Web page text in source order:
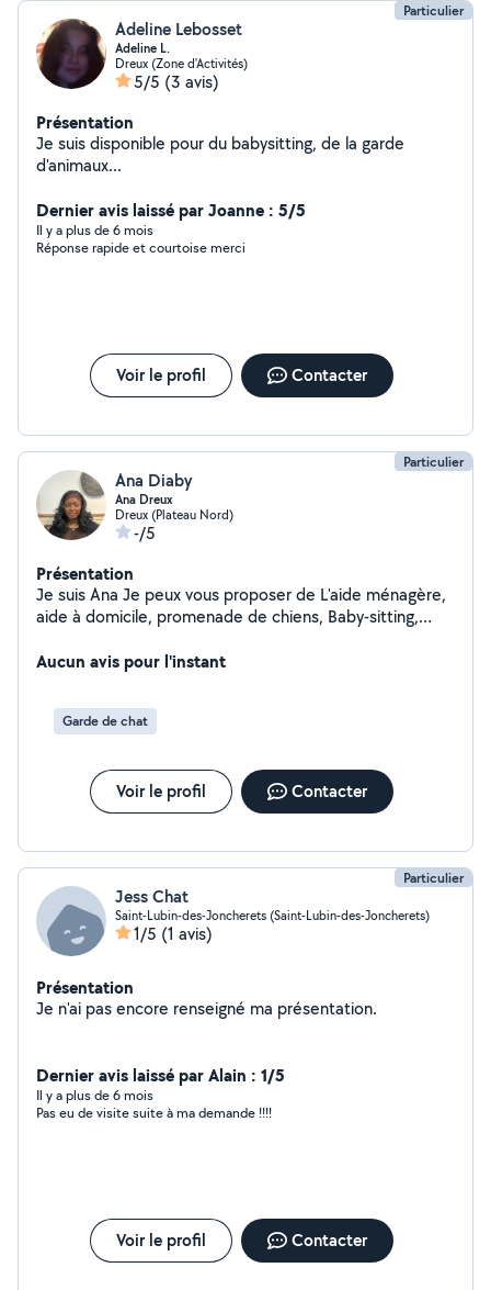
Particulier
Adeline Lebosset
Adeline L.
Dreux (Zone d'Activités)
5/5 (3 avis)
Présentation
Je suis disponible pour du babysitting, de la garde
d'animaux...
Dernier avis laissé par Joanne : 5/5
Il y a plus de 6 mois
Réponse rapide et courtoise merci
Voir le profil Contacter
Particulier
Ana Diaby
Ana Dreux
Dreux (Plateau Nord)
-/5
Présentation
Je suis Ana Je peux vous proposer de L'aide ménagère,
aide à domicile, promenade de chiens, Baby-sitting,
l'expérience dans tout ses domaines. Pour plus
contacter !
Aucun avis pour l'instant
Garde de chat
Voir le profil Contacter
Particulier
Jess Chat
Saint-Lubin-des-Joncherets (Saint-Lubin-des-Joncherets)
1/5 (1 avis)
Présentation
Je n'ai pas encore renseigné ma présentation.
Dernier avis laissé par Alain : 1/5
Il y a plus de 6 mois
Pas eu de visite suite à ma demande !!!!
Voir le profil Contacter